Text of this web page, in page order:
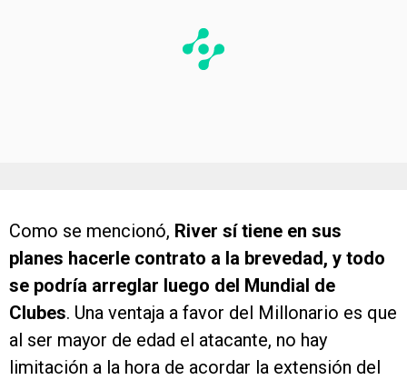
Como se mencionó, River sí tiene en sus
planes hacerle contrato a la brevedad, y todo
se podría arreglar luego del Mundial de
Clubes. Una ventaja a favor del Millonario es que
al ser mayor de edad el atacante, no hay
limitación a la hora de acordar la extensión del